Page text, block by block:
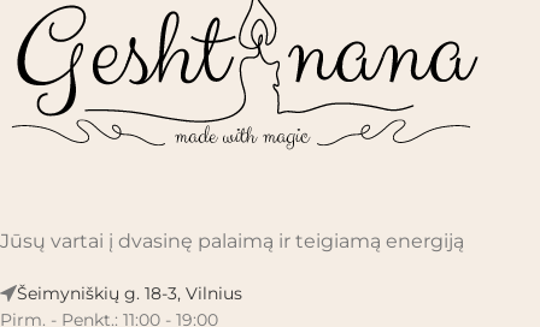
Jūsų vartai į dvasinę palaimą ir teigiamą energiją
Šeimyniškių g. 18-3, Vilnius
Pirm. - Penkt.: 11:00 - 19:00